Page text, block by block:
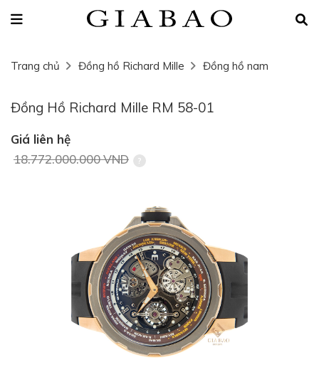
Trang chủ Đồng hồ Richard Mille Đồng hồ nam
Đồng Hồ Richard Mille RM 58-01
Giá liên hệ
18.772.000.000 VND